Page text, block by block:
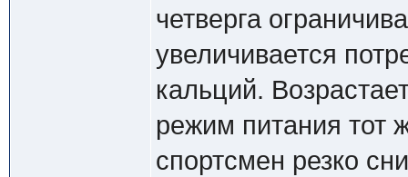
четверга
увеличивается
кальций.
режим питания тот
спортсмен резко